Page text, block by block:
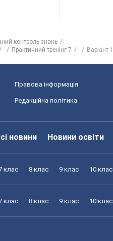
контроль знань
Практичний тренінг 7 Варіант 1
Правова інформація
Редакційна політика
новини Новини освіти
клас 8 клас 9 клас 10 клас
клас 8 клас 9 клас 10 клас